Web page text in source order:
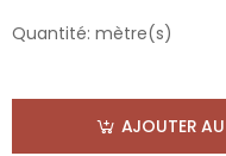
Quantité: mètre(s)
AJOUTER